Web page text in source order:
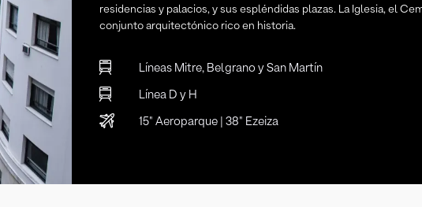
residencias y palacios, y sus espléndidas plazas. La Iglesia, el
conjunto arquitectónico rico en historia.
Líneas Mitre, Belgrano y San Martín
Línea D y H
15" Aeroparque | 38" Ezeiza